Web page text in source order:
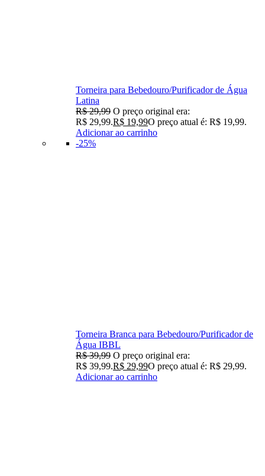
Torneira para Bebedouro/Purificador de Água
Latina
R$29,99 O preço original era:
R$ 29,99.R$ 19,99O preço atual é: R$ 19,99.
Adicionar ao carrinho
-25%
Torneira Branca para Bebedouro/Purificador de
Água IBBL
R$39,99 O preço original era:
R$ 39,99.R$ 29,99O preço atual é: R$ 29,99.
Adicionar ao carrinho